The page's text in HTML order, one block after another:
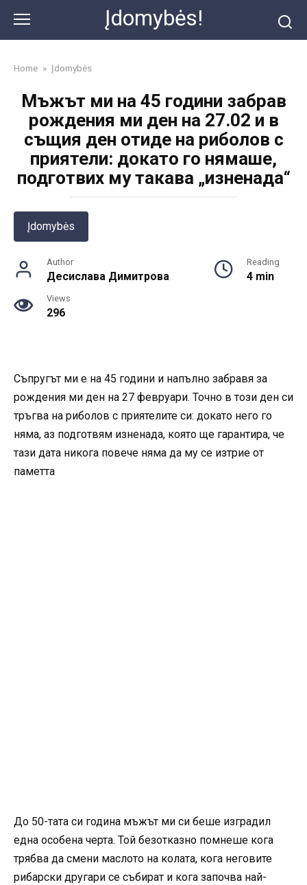
content
Įdomybės!
Home » Įdomybės
Мъжът ми на 45 години забрав
рождения ми ден на 27.02 и в
същия ден отиде на риболов с
приятели: докато го нямаше,
подготвих му такава „изненада“
Įdomybės
Author
Десислава Димитрова
Reading
4 min
Views
296
Съпругът ми е на 45 години и напълно забравя за
рождения ми ден на 27 февруари. Точно в този ден си
тръгва на риболов с приятелите си: докато него го
няма, аз подготвям изненада, която ще гарантира, че
тази дата никога повече няма да му се изтрие от
паметта
До 50-тата си година мъжът ми си беше изградил
една особена черта. Той безотказно помнеше кога
трябва да смени маслото на колата, кога неговите
рибарски другари се събират и кога започва най-